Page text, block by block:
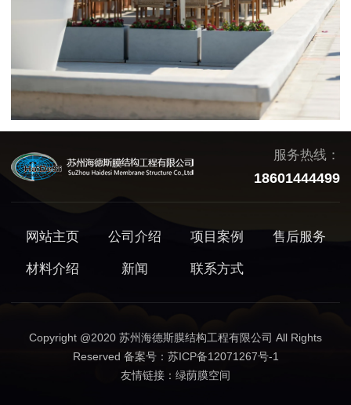
服务热线：
18601444499
网站主页 公司介绍 项目案例 售后服务
材料介绍 新闻 联系方式
Copyright @2020 苏州海德斯膜结构工程有限公司 All Rights
Reserved 备案号： 苏ICP备12071267号-1
友情链接： 绿荫膜空间